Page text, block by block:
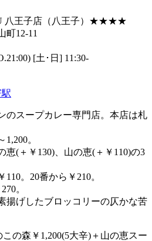
八王子店（八王子）★★★★
町12-11
[土･日] 11:30-
のスープカレー専門店。本店は札
。
恵(＋￥130)、山の恵(＋￥110)の3
。20番から￥210。
。
揚げしたブロッコリーの仄かな苦
の森￥1,200(5大辛)＋山の恵スー